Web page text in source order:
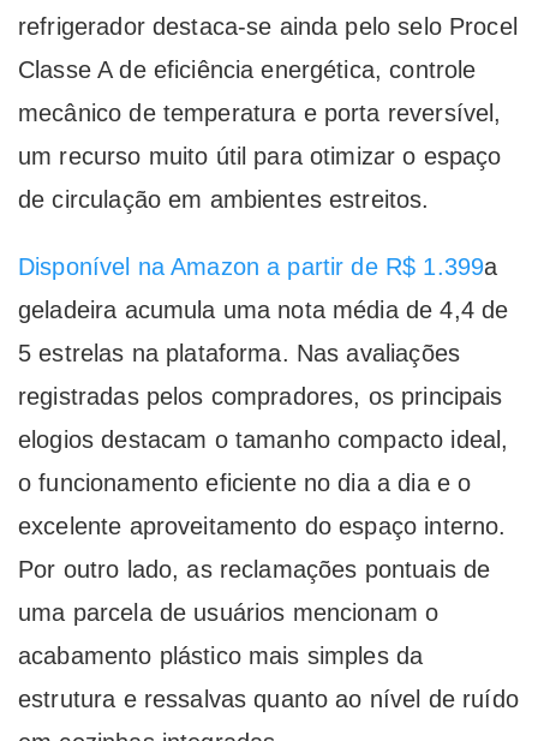
refrigerador destaca-se ainda pelo selo Procel
Classe A de eficiência energética, controle
mecânico de temperatura e porta reversível,
um recurso muito útil para otimizar o espaço
de circulação em ambientes estreitos.
Disponível na Amazon a partir de R$ 1.399a
geladeira acumula uma nota média de 4,4 de
5 estrelas na plataforma. Nas avaliações
registradas pelos compradores, os principais
elogios destacam o tamanho compacto ideal,
o funcionamento eficiente no dia a dia e o
excelente aproveitamento do espaço interno.
Por outro lado, as reclamações pontuais de
uma parcela de usuários mencionam o
acabamento plástico mais simples da
estrutura e ressalvas quanto ao nível de ruído